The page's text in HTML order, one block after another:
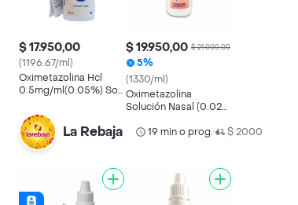
$ 17.950,00
(1196.67/ml)
Oximetazolina Hcl
0.5mg/ml(0.05%) Sol
$ 19.950,00 $ 21.000,00
5%
(1330/ml)
Oximetazolina
Solución Nasal (0.025
La Rebaja 19 min o prog.• $ 2000